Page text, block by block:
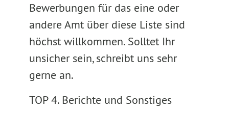
Bewerbungen für das eine oder
andere Amt über diese Liste sind
höchst willkommen. Solltet Ihr
unsicher sein, schreibt uns sehr
gerne an.
TOP 4. Berichte und Sonstiges